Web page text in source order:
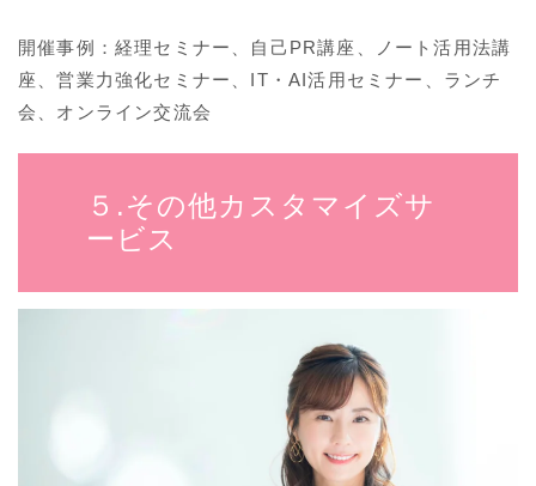
開催事例：経理セミナー、自己PR講座、ノート活用法講
座、営業力強化セミナー、IT・AI活用セミナー、ランチ
会、オンライン交流会
５.その他カスタマイズサ
ービス